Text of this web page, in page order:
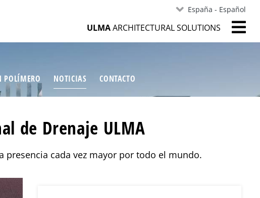
España - Español
ULMAARCHITECTURAL SOLUTIONS
POLÍMERO NOTICIAS CONTACTO
de Drenaje ULMA
presencia cada vez mayor por todo el mundo.